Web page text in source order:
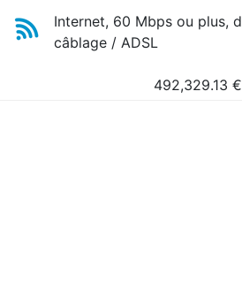
Internet, 60 Mbps ou plus,
câblage / ADSL
492,329.13 €